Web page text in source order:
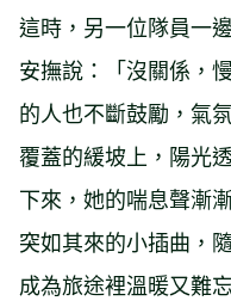
這時，另一位隊員一
安撫說：「沒關係，
的人也不斷鼓勵，氣
覆蓋的緩坡上，陽光
下來，她的喘息聲漸
突如其來的小插曲，
成為旅途裡溫暖又難